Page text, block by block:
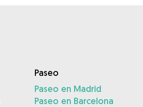
Paseo
Paseo en Madrid
Paseo en Barcelona